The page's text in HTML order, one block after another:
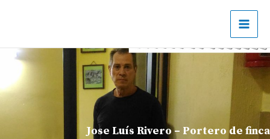
Jose Luís Rivero – Portero de finca